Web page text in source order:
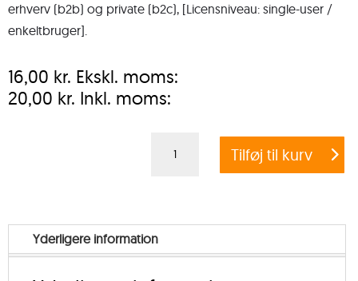
erhverv (b2b) og private (b2c), [Licensniveau: single-user /
enkeltbruger].
16,00 kr. Ekskl. moms:
20,00 kr. Inkl. moms:
SECURITY
POWERED
Tilføj til kurv
Yderligere information